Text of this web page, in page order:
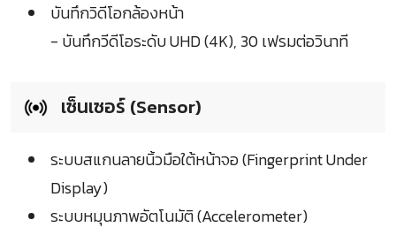
บันทึกวิดีโอกล้องหน้า
- บันทึกวีดีโอระดับ UHD (4K), 30 เฟรมต่อวินาที
เซ็นเซอร์ (Sensor)
ระบบสแกนลายนิ้วมือใต้หน้าจอ (Fingerprint Under
Display)
ระบบหมุนภาพอัตโนมัติ (Accelerometer)